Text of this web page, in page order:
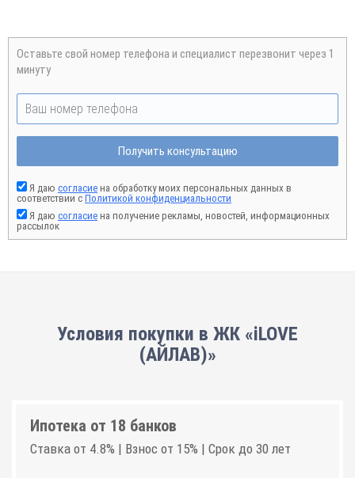
Оставьте свой номер телефона и специалист перезвонит через 1
минуту
Получить консультацию
Я даю согласие на обработку моих персональных данных в
соответствии с Политикой конфиденциальности
Я даю согласие на получение рекламы, новостей, информационных
рассылок
Условия покупки в ЖК «iLOVE
(АЙЛАВ)»
Ипотека от 18 банков
Ставка от 4.8% | Взнос от 15% | Срок до 30 лет